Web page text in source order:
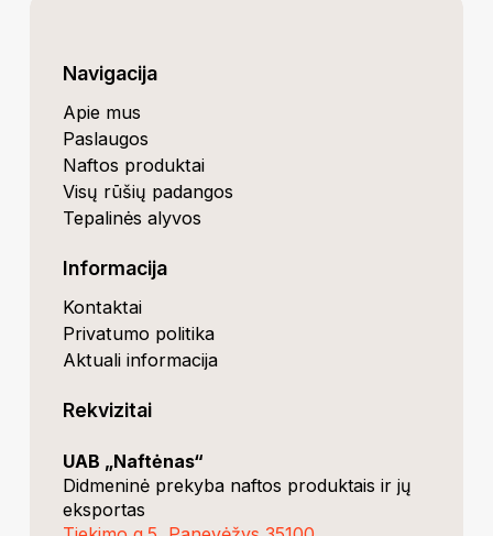
Navigacija
Apie mus
Paslaugos
Naftos produktai
Visų rūšių padangos
Tepalinės alyvos
Informacija
Kontaktai
Privatumo politika
Aktuali informacija
Rekvizitai
UAB „Naftėnas“
Didmeninė prekyba naftos produktais ir jų
eksportas